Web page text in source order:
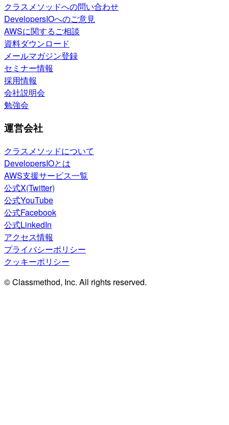
クラスメソッドへの問い合わせ
DevelopersIOへのご意見
AWSに関するご相談
資料ダウンロード
メールマガジン登録
セミナー情報
採用情報
会社説明会
勉強会
運営会社
クラスメソッドについて
DevelopersIOとは
AWS支援サービス一覧
公式X(Twitter)
公式YouTube
公式Facebook
公式LinkedIn
アクセス情報
プライバシーポリシー
クッキーポリシー
© Classmethod, Inc. All rights reserved.